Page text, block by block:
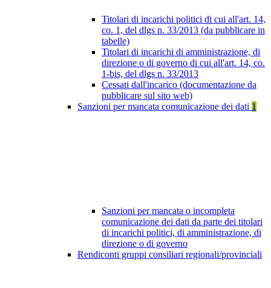
Titolari di incarichi politici di cui all'art. 14,
co. 1, del dlgs n. 33/2013 (da pubblicare in
tabelle)
Titolari di incarichi di amministrazione, di
direzione o di governo di cui all'art. 14, co.
1-bis, del dlgs n. 33/2013
Cessati dall'incarico (documentazione da
pubblicare sul sito web)
Sanzioni per mancata comunicazione dei dati 1
Sanzioni per mancata o incompleta
comunicazione dei dati da parte dei titolari
di incarichi politici, di amministrazione, di
direzione o di governo
Rendiconti gruppi consiliari regionali/provinciali